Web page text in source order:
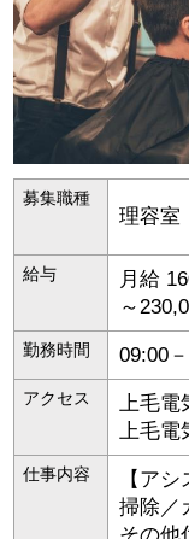
募集職種
理容室
給与
月給
～
勤務時間 09:00
アクセス
上毛
上毛
仕事内容
【ア
掃除／
その他